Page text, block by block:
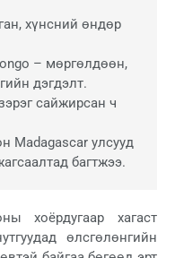
хүнсний өндөр
– мөргөлдөөн,
дэгдэлт.
сайжирсан ч
Madagascar улсууд
багтжээ.
хоёрдугаар хагаст
өлсгөлөнгийн